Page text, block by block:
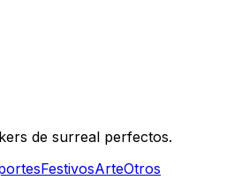
de surreal perfectos.
FestivosArteOtros